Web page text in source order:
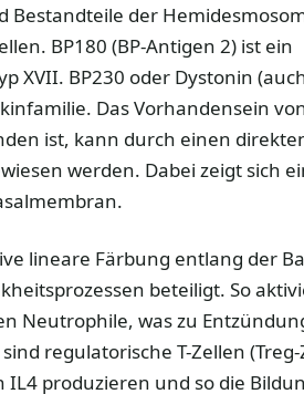
Bestandteile der
BP180 (BP-Antigen 2) ist ein
XVII. BP230 oder Dystonin
Das Vorhandensein
ist, kann durch einen
werden. Dabei zeigt sich
lineare Färbung entlang der
beteiligt. So
Neutrophile, was zu
regulatorische T-Zellen (Treg-
IL4 produzieren und so die